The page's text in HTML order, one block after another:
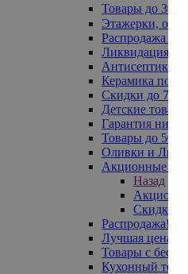
Товары до 399₽
Этажерки,
Распродажа
Ликвидация до
Антисептики
Керамика по
Скидки до 70%
Детские товары
Гарантия
Товары до 500
Оливки и
Акционные
Назад
Скидка
Распродажа!
Лучшая цена
Товары с
Кухонный